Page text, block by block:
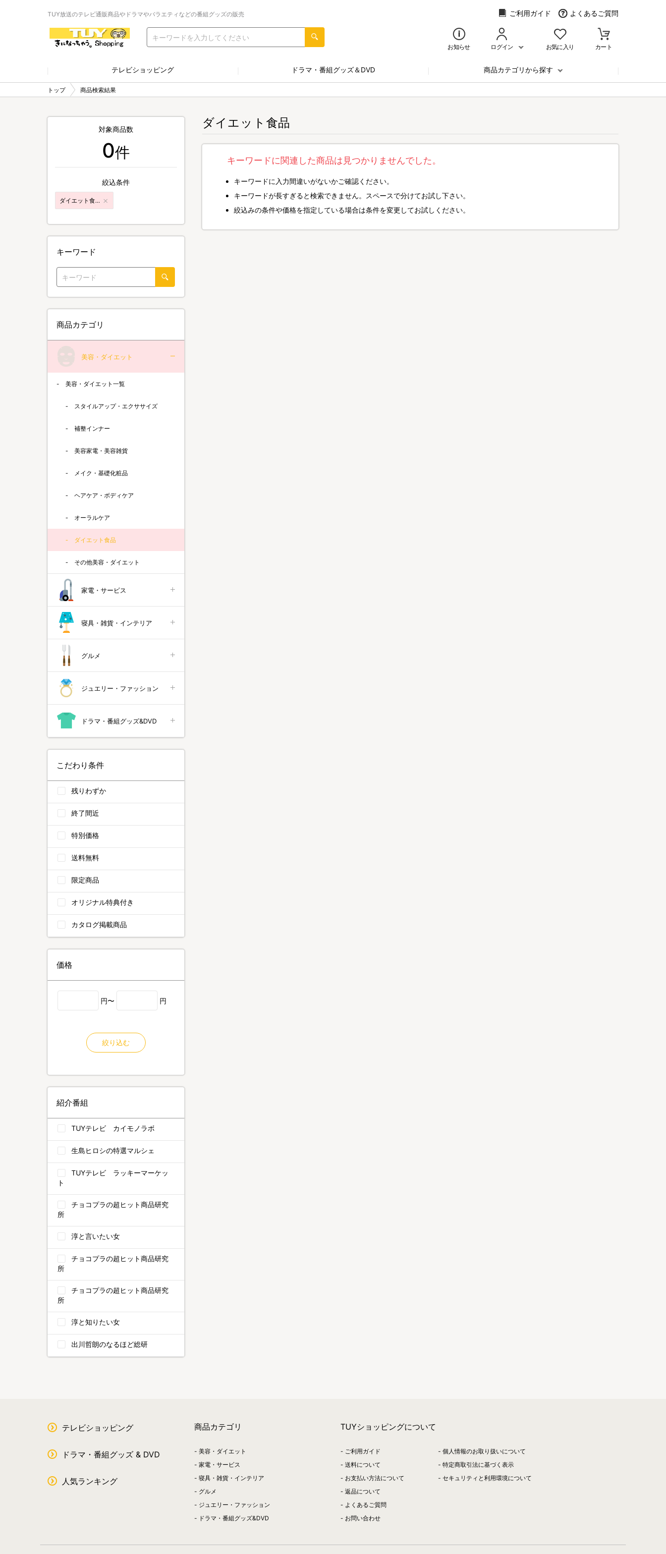
TUY放送のテレビ通販商品やドラマやバラエティなどの番組グッズの販売 ご利用ガイド よくあるご質問
お知らせ ログイン お気に入り カート
テレビショッピング ドラマ・番組グッズ＆DVD 商品カテゴリから探す
トップ 商品検索結果
ダイエット食品
キーワードに関連した商品は見つかりませんでした。
キーワードに入力間違いがないかご確認ください。
キーワードが長すぎると検索できません。スペースで分けてお試し下さい。
絞込みの条件や価格を指定している場合は条件を変更してお試しください。
対象商品数
0件
絞込条件
ダイエット食品
キーワード
商品カテゴリ
美容・ダイエット
美容・ダイエット一覧
スタイルアップ・エクササイズ
補整インナー
美容家電・美容雑貨
メイク・基礎化粧品
ヘアケア・ボディケア
オーラルケア
ダイエット食品
その他美容・ダイエット
家電・サービス
寝具・雑貨・インテリア
グルメ
ジュエリー・ファッション
ドラマ・番組グッズ&DVD
こだわり条件
残りわずか
終了間近
特別価格
送料無料
限定商品
オリジナル特典付き
カタログ掲載商品
価格
円〜 円
絞り込む
紹介番組
TUYテレビ カイモノラボ
生島ヒロシの特選マルシェ
TUYテレビ ラッキーマーケッ
ト
チョコプラの超ヒット商品研究
所
淳と言いたい女
チョコプラの超ヒット商品研究
所
チョコプラの超ヒット商品研究
所
淳と知りたい女
出川哲朗のなるほど総研
テレビショッピング
ドラマ・番組グッズ & DVD
人気ランキング
商品カテゴリ
美容・ダイエット
家電・サービス
寝具・雑貨・インテリア
グルメ
ジュエリー・ファッション
ドラマ・番組グッズ&DVD
TUYショッピングについて
ご利用ガイド
送料について
お支払い方法について
返品について
よくあるご質問
お問い合わせ
個人情報のお取り扱いについて
特定商取引法に基づく表示
セキュリティと利用環境について